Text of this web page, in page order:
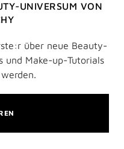
UNIVERSUM VON
über neue Beauty-
und Make-up-Tutorials